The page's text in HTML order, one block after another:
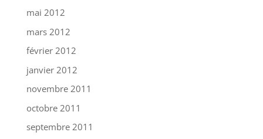
mai 2012
mars 2012
février 2012
janvier 2012
novembre 2011
octobre 2011
septembre 2011